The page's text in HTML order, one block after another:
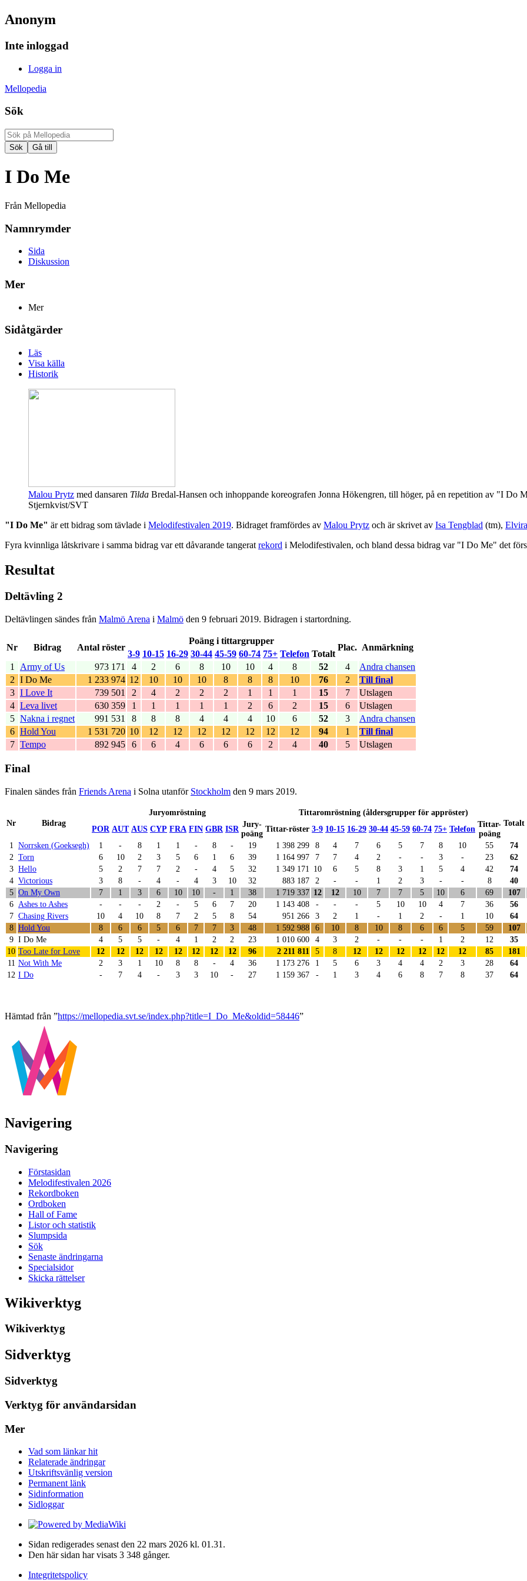
Anonym
Inte inloggad
Logga in
Mellopedia
Sök
I Do Me
Från Mellopedia
Namnrymder
Sida
Diskussion
Mer
Mer
Sidåtgärder
Läs
Visa källa
Historik
Malou Prytz med dansaren Tilda Bredal-Hansen och inhoppande koreografen Jonna Hökengren, till höger, på en repetition av "I Do
Stjernkvist/SVT
"I Do Me" är ett bidrag som tävlade i Melodifestivalen 2019. Bidraget framfördes av Malou Prytz och är skrivet av Isa Tengblad (tm),
Fyra kvinnliga låtskrivare i samma bidrag var ett dåvarande tangerat rekord i Melodifestivalen, och bland dessa bidrag var "I Do Me" det
Resultat
Deltävling 2
Deltävlingen sändes från Malmö Arena i Malmö den 9 februari 2019. Bidragen i startordning.
Nr Bidrag Antal röster
Poäng i tittargrupper
Plac. Anmärkning
3-9 10-15 16-29 30-44 45-59 60-74 75+ Telefon Totalt
1
Army of Us 973 171 4 2 6 8 10 10 4 8 52 4
Andra chansen
2 I Do Me 1 233 974 12 10 10 10 8 8 8 10 76 2
Till final
3 I Love It 739 501 2 4 2 2 2 1 1 1 15 7
Utslagen
4 Leva livet 630 359 1 1 1 1 1 2 6 2 15 6
Utslagen
5 Nakna i regnet 991 531 8 8 8 4 4 4 10 6 52 3
Andra chansen
6 Hold You 1 531 720 10 12 12 12 12 12 12 12 94 1
Till final
7 Tempo 892 945 6 6 4 6 6 6 2 4 40 5 Utslagen
Final
Finalen sändes från Friends Arena i Solna utanför Stockholm den 9 mars 2019.
Nr Bidrag
Juryomröstning
Tittaromröstning (åldersgrupper för appröster)
Totalt
POR AUT AUS CYP FRA FIN GBR ISR
Jury-
poäng
Tittar-röster 3-9 10-15 16-29 30-44 45-59 60-74 75+ Telefon
Tittar-
poäng
1 Norrsken (Goeksegh) 1 - 8 1 1 - 8 - 19 1 398 299 8 4 7 6 5 7 8 10 55 74
2 Torn 6 10 2 3 5 6 1 6 39 1 164 997 7 7 4 2 - - 3 - 23 62
3 Hello 5 2 7 7 2 - 4 5 32 1 349 171 10 6 5 8 3 1 5 4 42 74
4 Victorious 3 8 - 4 - 4 3 10 32 883 187 2 - - 1 2 3 - - 8 40
5 On My Own 7 1 3 6 10 10 - 1 38 1 719 337 12 12 10 7 7 5 10 6 69 107
6 Ashes to Ashes - - - 2 - 5 6 7 20 1 143 408 - - - 5 10 10 4 7 36 56
7 Chasing Rivers 10 4 10 8 7 2 5 8 54 951 266 3 2 1 - 1 2 - 1 10 64
8 Hold You 8 6 6 5 6 7 7 3 48 1 592 988 6 10 8 10 8 6 6 5 59 107
9 I Do Me 4 5 5 - 4 1 2 2 23 1 010 600 4 3 2 - - - 1 2 12 35
10 Too Late for Love 12 12 12 12 12 12 12 12 96 2 211 811 5 8 12 12 12 12 12 12 85 181
11 Not With Me 2 3 1 10 8 8 - 4 36 1 173 276 1 5 6 3 4 4 2 3 28 64
12 I Do - 7 4 - 3 3 10 - 27 1 159 367 - 1 3 4 6 8 7 8 37 64
Hämtad från ”https://mellopedia.svt.se/index.php?title=I_Do_Me&oldid=58446”
Navigering
Navigering
Förstasidan
Melodifestivalen 2026
Rekordboken
Ordboken
Hall of Fame
Listor och statistik
Slumpsida
Sök
Senaste ändringarna
Specialsidor
Skicka rättelser
Wikiverktyg
Wikiverktyg
Sidverktyg
Sidverktyg
Verktyg för användarsidan
Mer
Vad som länkar hit
Relaterade ändringar
Utskriftsvänlig version
Permanent länk
Sidinformation
Sidloggar
Sidan redigerades senast den 22 mars 2026 kl. 01.31.
Den här sidan har visats 3 348 gånger.
Integritetspolicy